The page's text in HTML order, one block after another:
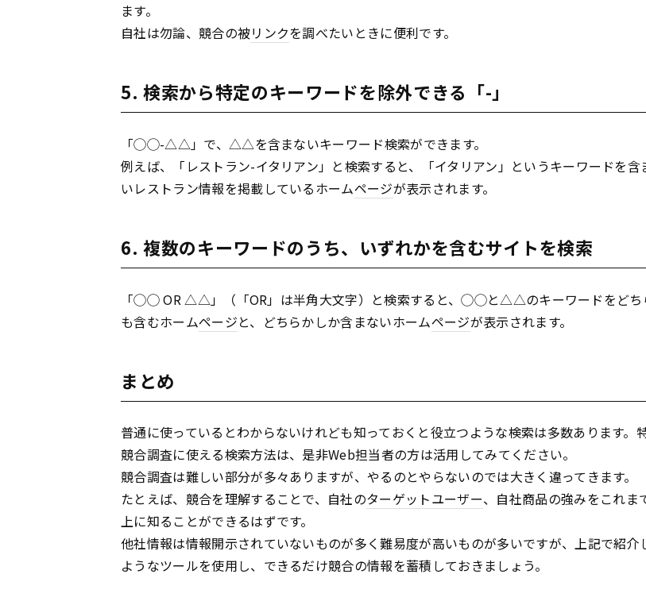
ます。
自社は勿論、競合の被リンクを調べたいときに便利です。
5. 検索から特定のキーワードを除外できる「-」
「◯◯-△△」で、△△を含まないキーワード検索ができます。
例えば、「レストラン-イタリアン」と検索すると、「イタリアン」というキーワードを含
いレストラン情報を掲載しているホームページが表示されます。
6. 複数のキーワードのうち、いずれかを含むサイトを検索
「◯◯ OR △△」（「OR」は半角大文字）と検索すると、◯◯と△△のキーワードをどち
も含むホームページと、どちらかしか含まないホームページが表示されます。
まとめ
普通に使っているとわからないけれども知っておくと役立つような検索は多数あります。
競合調査に使える検索方法は、是非Web担当者の方は活用してみてください。
競合調査は難しい部分が多々ありますが、やるのとやらないのでは大きく違ってきます。
たとえば、競合を理解することで、自社のターゲットユーザー、自社商品の強みをこれま
上に知ることができるはずです。
他社情報は情報開示されていないものが多く難易度が高いものが多いですが、上記で紹介
ようなツールを使用し、できるだけ競合の情報を蓄積しておきましょう。